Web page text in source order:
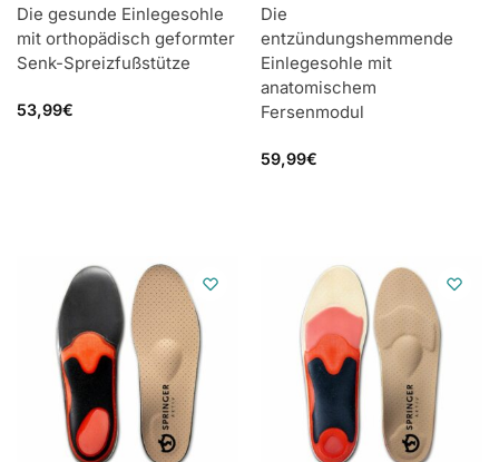
Die gesunde Einlegesohle
mit orthopädisch geformter
Senk-Spreizfußstütze
53,99€
Die
entzündungshemmende
Einlegesohle mit
anatomischem
Fersenmodul
59,99€